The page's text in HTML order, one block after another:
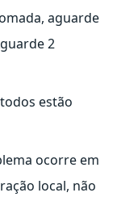
aguarde
2
estão
ocorre em
local, não